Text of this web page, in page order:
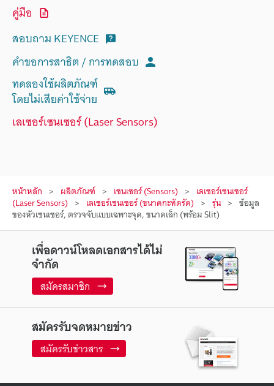
คู่มือ
สอบถาม KEYENCE
คำขอการสาธิต / การทดสอบ
ทดลองใช้ผลิตภัณฑ์
โดยไม่เสียค่าใช้จ่าย
เลเซอร์เซนเซอร์ (Laser Sensors)
หน้าหลัก ผลิตภัณฑ์ เซนเซอร์ (Sensors) เลเซอร์เซนเซอร์
(Laser Sensors) เลเซอร์เซนเซอร์ (ขนาดกะทัดรัด) รุ่น ข้อมูล
ของหัวเซนเซอร์, ตรวจจับแบบเฉพาะจุด, ขนาดเล็ก (พร้อม Slit)
เพื่อดาวน์โหลดเอกสารได้ไม่
จำกัด
สมัครสมาชิก
สมัครรับจดหมายข่าว
สมัครรับข่าวสาร